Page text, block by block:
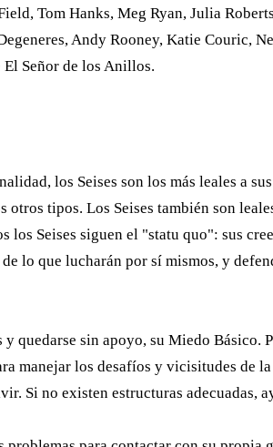
Tom Hanks, Meg Ryan, Julia
Andy Rooney, Katie Couric,
Señor de los Anillos.
los Seises son los más leales a
tipos. Los Seises también son
los Seises siguen el "statu quo": sus
lo que lucharán por sí mismos, y
quedarse sin apoyo, su Miedo
manejar los desafíos y vicisitudes de
Si no existen estructuras adecuadas,